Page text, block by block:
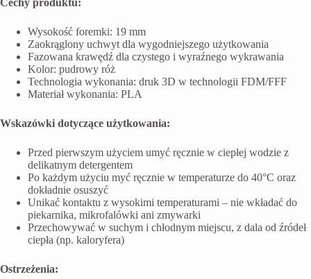
Wysokość foremki: 19 mm
Zaokrąglony uchwyt dla wygodniejszego użytkowania
Fazowana krawędź dla czystego i wyraźnego wykrawania
Kolor: pudrowy róż
Technologia wykonania: druk 3D w technologii FDM/FFF
Materiał wykonania: PLA
Wskazówki dotyczące użytkowania:
Przed pierwszym użyciem umyć ręcznie w ciepłej wodzie z
delikatnym detergentem
Po każdym użyciu myć ręcznie w temperaturze do 40°C oraz
dokładnie osuszyć
Unikać kontaktu z wysokimi temperaturami – nie wkładać do
piekarnika, mikrofalówki ani zmywarki
Przechowywać w suchym i chłodnym miejscu, z dala od źródeł
ciepła (np. kaloryfera)
Ostrzeżenia: